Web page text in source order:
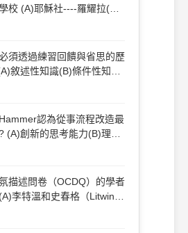
耀拉(B)
(C)波拉耶社---詹森(D)以上
須透過練習回饋與省思的歷
認為從事流程改造最
描述問卷（OCDQ）的學者
李特溫和史春格（Litwin &
騰（Stern）(C)哈爾品和克